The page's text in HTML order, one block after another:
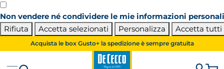
Non vendere né condividere le mie informazioni personali
Rifiuta
Accetta selezionati Personalizza Accetta tutti
Acquista le box Gusto+ la spedizione è sempre gratuita
Iscriviti alla Newsletter e ottieni subito il 10% di sconto